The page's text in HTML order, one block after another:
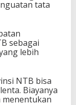
tata
sebagai
lebih
NTB bisa
Biayanya
menentukan